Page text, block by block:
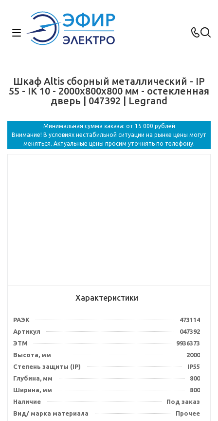
Шкаф Altis сборный металлический - IP
55 - IK 10 - 2000x800x800 мм - остекленная
дверь | 047392 | Legrand
Минимальная сумма заказа: от 15 000 рублей
Внимание! В условиях нестабильной ситуации на рынке цены могут
меняться. Актуальные цены просим уточнять по телефону.
Характеристики
РАЭК
473114
Артикул
047392
ЭТМ
9936373
Высота, мм
2000
Степень защиты (IP)
IP55
Глубина, мм
800
Ширина, мм
800
Наличие
Под заказ
Вид/ марка материала
Прочее